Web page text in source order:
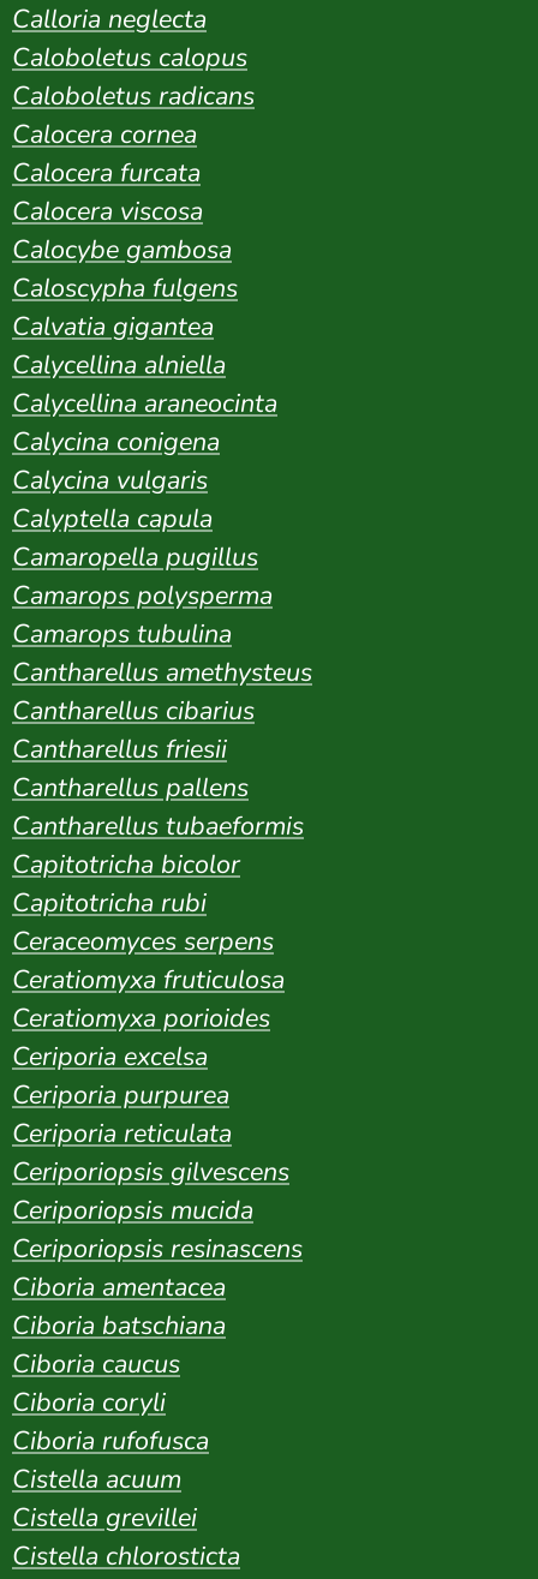
Calloria neglecta
Caloboletus calopus
Caloboletus radicans
Calocera cornea
Calocera furcata
Calocera viscosa
Calocybe gambosa
Caloscypha fulgens
Calvatia gigantea
Calycellina alniella
Calycellina araneocinta
Calycina conigena
Calycina vulgaris
Calyptella capula
Camaropella pugillus
Camarops polysperma
Camarops tubulina
Cantharellus amethysteus
Cantharellus cibarius
Cantharellus friesii
Cantharellus pallens
Cantharellus tubaeformis
Capitotricha bicolor
Capitotricha rubi
Ceraceomyces serpens
Ceratiomyxa fruticulosa
Ceratiomyxa porioides
Ceriporia excelsa
Ceriporia purpurea
Ceriporia reticulata
Ceriporiopsis gilvescens
Ceriporiopsis mucida
Ceriporiopsis resinascens
Ciboria amentacea
Ciboria batschiana
Ciboria caucus
Ciboria coryli
Ciboria rufofusca
Cistella acuum
Cistella grevillei
Cistella chlorosticta